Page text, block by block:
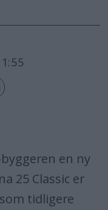
en ny
25 Classic er
tidligere